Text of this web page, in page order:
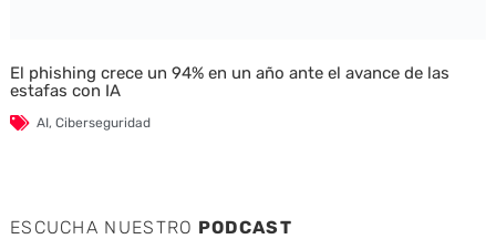
El phishing crece un 94% en un año ante el avance de las
estafas con IA
AI, Ciberseguridad
ESCUCHA NUESTRO PODCAST